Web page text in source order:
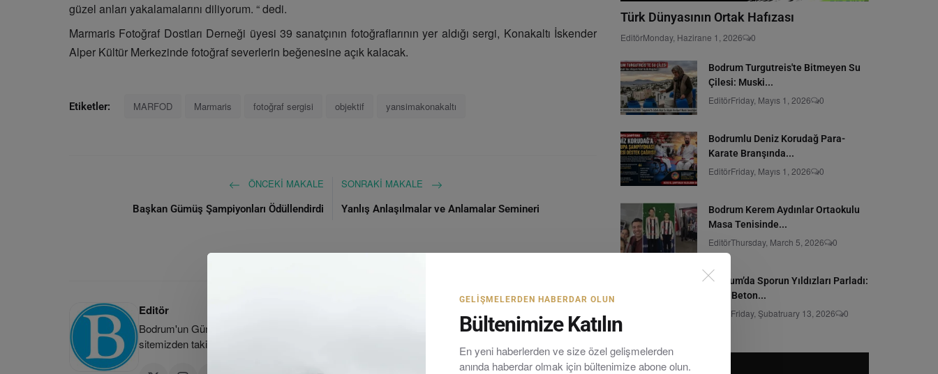
güzel anları yakalamalarını diliyorum. “ dedi.
Marmaris Fotoğraf Dostları Derneği üyesi 39 sanatçının fotoğraflarının yer aldığı sergi, Konakaltı İskender
Alper Kültür Merkezinde fotoğraf severlerin beğenesine açık kalacak.
Etiketler: MARFOD Marmaris fotoğraf sergisi objektif yansimakonakaltı
ÖNCEKI MAKALE
Başkan Gümüş Şampiyonları Ödüllendirdi
SONRAKI MAKALE
Yanlış Anlaşılmalar ve Anlamalar Semineri
Editör
Bodrum'un Güncel Haber Kaynağı | Bodrum yarımadasındaki en güncel haberleri tarafsız olarak
sitemizden takip edebilirsiniz.
Türk Dünyasının Ortak Hafızası
EditörMonday, Hazirane 1, 2026 0
Bodrum Turgutreis'te Bitmeyen Su
Çilesi: Muski...
EditörFriday, Mayıs 1, 2026 0
Bodrumlu Deniz Korudağ Para-
Karate Branşında...
EditörFriday, Mayıs 1, 2026 0
Bodrum Kerem Aydınlar Ortaokulu
Masa Tenisinde...
EditörThursday, March 5, 2026 0
Bodrum’da Sporun Yıldızları Parladı:
Grey Beton...
Friday, Şubatruary 13, 2026 0
POPÜLER ETKILETLER
GELIŞMELERDEN HABERDAR OLUN
Bültenimize Katılın
En yeni haberlerden ve size özel gelişmelerden
anında haberdar olmak için bültenimize abone olun.